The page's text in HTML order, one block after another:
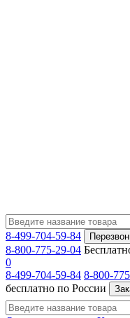
8-499-704-59-84
8-800-775-29-04
0
8-499-704-59-84 8-800-
бесплатно по России